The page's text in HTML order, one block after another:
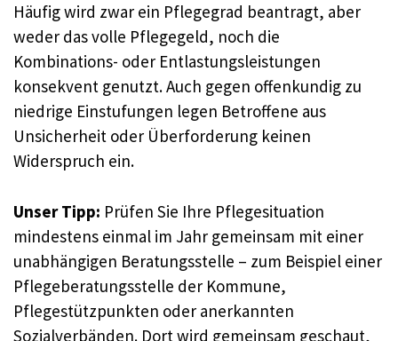
Häufig wird zwar ein Pflegegrad beantragt, aber
weder das volle Pflegegeld, noch die
Kombinations- oder Entlastungsleistungen
konsekvent genutzt. Auch gegen offenkundig zu
niedrige Einstufungen legen Betroffene aus
Unsicherheit oder Überforderung keinen
Widerspruch ein.
Unser Tipp: Prüfen Sie Ihre Pflegesituation
mindestens einmal im Jahr gemeinsam mit einer
unabhängigen Beratungsstelle – zum Beispiel einer
Pflegeberatungsstelle der Kommune,
Pflegestützpunkten oder anerkannten
Sozialverbänden. Dort wird gemeinsam geschaut,